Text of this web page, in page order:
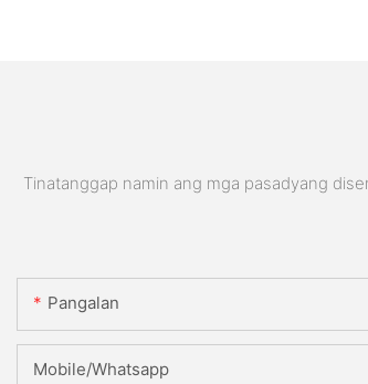
Tinatanggap namin ang mga pasadyang
Pangalan
Mobile/Whatsapp